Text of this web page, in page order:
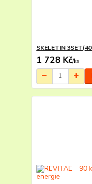
SKELETIN
1 728 Kč/ks